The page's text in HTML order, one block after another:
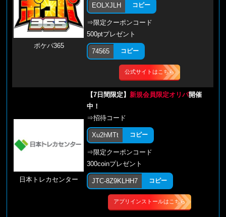
ポケパ365
EOLXJLH コピー
⇒限定クーポンコード
500ptプレゼント
74565 コピー
公式サイトはこちら
日本トレカセンター
【7日間限定】新規会員限定オリパ開催
中！
⇒招待コード
Xu2hMTt コピー
⇒限定クーポンコード
300coinプレゼント
JTC-8Z9KLHH7 コピー
アプリインストールはこちら